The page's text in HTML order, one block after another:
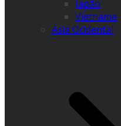
Japão
Vietname
Ásia Ocidental